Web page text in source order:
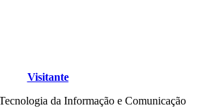
Visitante
da Informação e Comunicação